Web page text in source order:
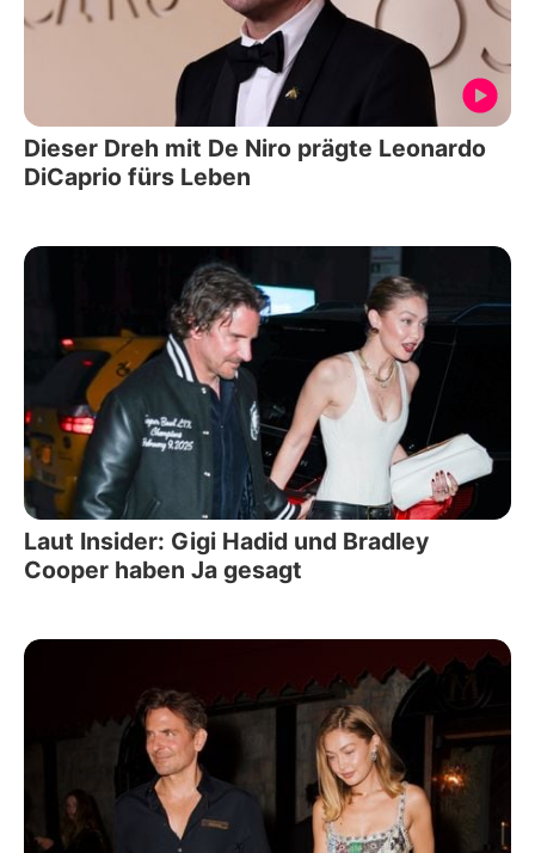
Dieser Dreh mit De Niro prägte Leonardo
DiCaprio fürs Leben
Laut Insider: Gigi Hadid und Bradley
Cooper haben Ja gesagt